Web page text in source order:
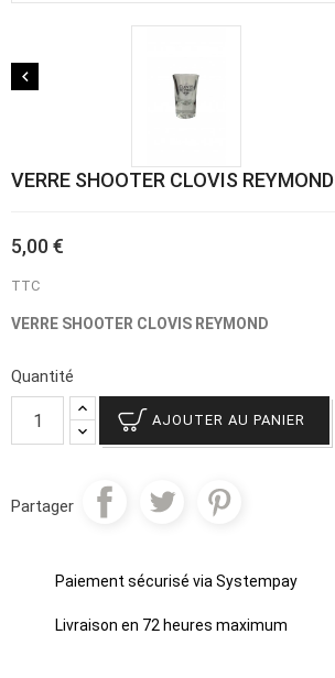

VERRE SHOOTER CLOVIS REYMOND
5,00 €
TTC
VERRE SHOOTER CLOVIS REYMOND
Quantité
AJOUTER AU PANIER
Partager
Paiement sécurisé via Systempay
Livraison en 72 heures maximum